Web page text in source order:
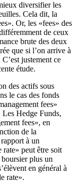
diversifier les
Cela dit, la
Or, les «fees» des
de ceux
brute des deux
que si l’on arrive à
justement ce
étude.
des actifs sous
le cas des fonds
fees»
Les Hedge Funds,
fees», en
de la
à un
peut être soit
plus un
en général à
rate».